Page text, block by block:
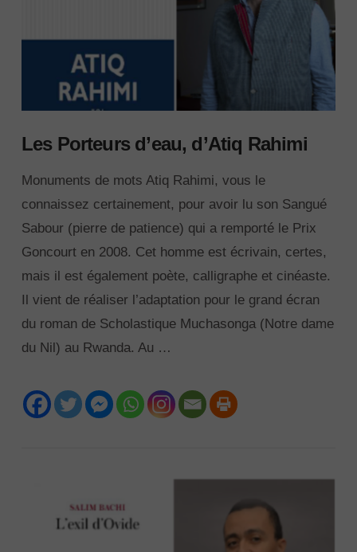
VIEW POST
Les Porteurs d’eau, d’Atiq Rahimi
Monuments de mots Atiq Rahimi, vous le
connaissez certainement, pour avoir lu son Sangué
Sabour (pierre de patience) qui a remporté le Prix
Goncourt en 2008. Cet homme est écrivain, certes,
mais il est également poète, calligraphe et cinéaste.
Il vient de réaliser l’adaptation pour le grand écran
du roman de Scholastique Muchasonga (Notre dame
du Nil) au Rwanda. Au …